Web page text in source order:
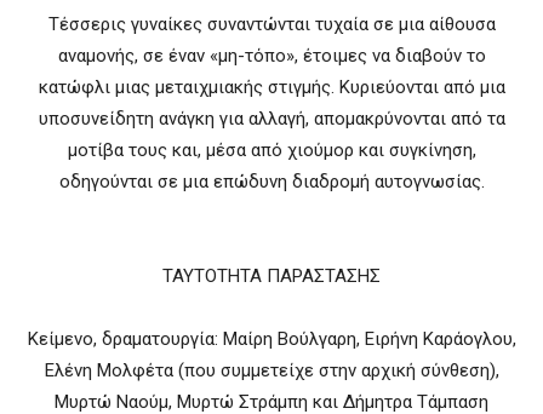
Τέσσερις γυναίκες συναντώνται τυχαία σε μια αίθουσα
αναμονής, σε έναν «μη-τόπο», έτοιμες να διαβούν το
κατώφλι μιας μεταιχμιακής στιγμής. Κυριεύονται από μια
υποσυνείδητη ανάγκη για αλλαγή, απομακρύνονται από τα
μοτίβα τους και, μέσα από χιούμορ και συγκίνηση,
οδηγούνται σε μια επώδυνη διαδρομή αυτογνωσίας.
ΤΑΥΤΟΤΗΤΑ ΠΑΡΑΣΤΑΣΗΣ
Κείμενο, δραματουργία: Μαίρη Βούλγαρη, Ειρήνη Καράογλου,
Ελένη Μολφέτα (που συμμετείχε στην αρχική σύνθεση),
Μυρτώ Ναούμ, Μυρτώ Στράμπη και Δήμητρα Τάμπαση